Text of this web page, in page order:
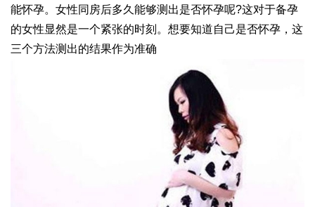
能怀孕。女性同房后多久能够测出是否怀孕呢?这对于备孕
的女性显然是一个紧张的时刻。想要知道自己是否怀孕，这
三个方法测出的结果作为准确